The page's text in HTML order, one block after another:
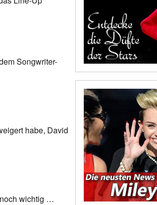
Songwriter-
habe, David
wichtig …